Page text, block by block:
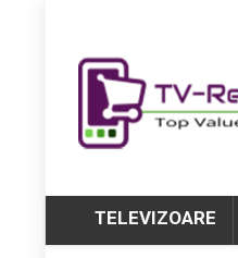
TELEVIZOARE